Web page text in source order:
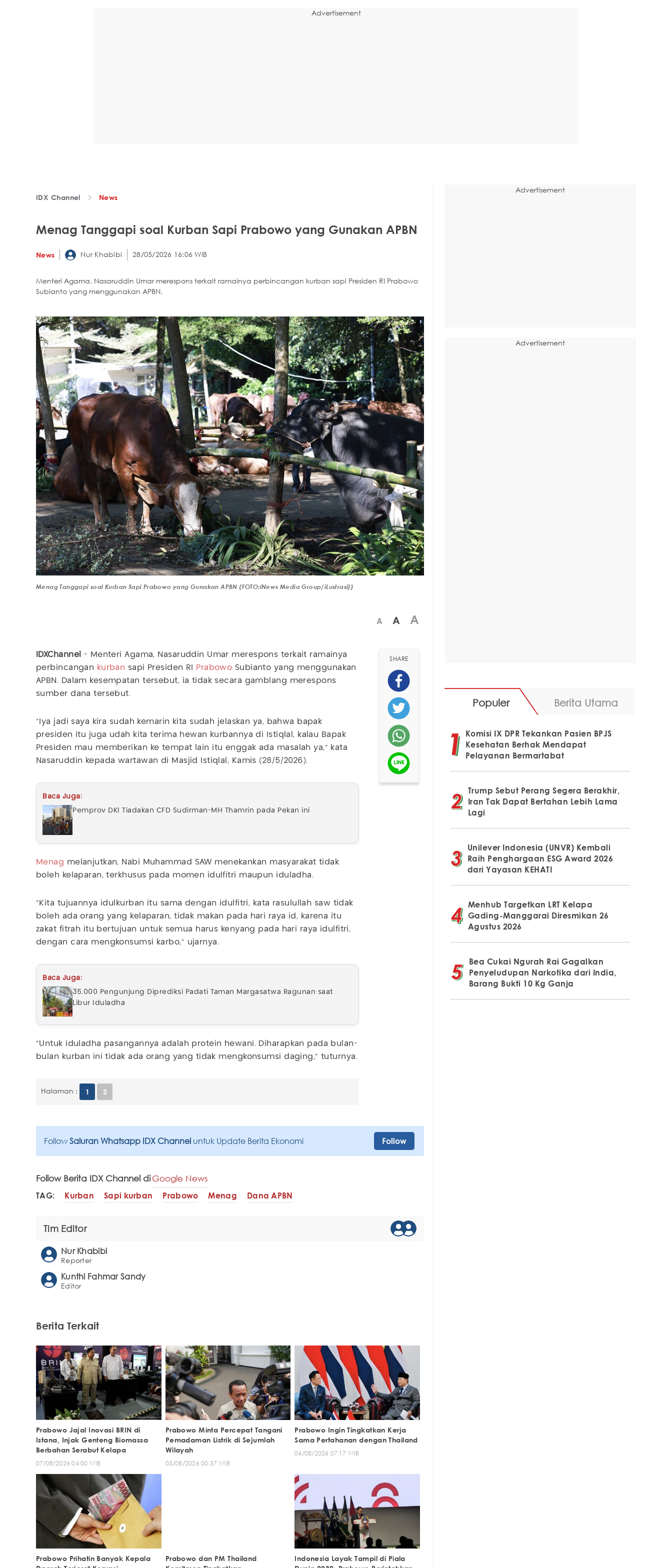
Advertisement
IDX Channel News
Menag Tanggapi soal Kurban Sapi Prabowo yang Gunakan APBN
News Nur Khabibi 28/05/2026 16:06 WIB
Menteri Agama, Nasaruddin Umar merespons terkait ramainya perbincangan kurban sapi Presiden RI Prabowo
Subianto yang menggunakan APBN.
Menag Tanggapi soal Kurban Sapi Prabowo yang Gunakan APBN (FOTO:iNews Media Group/iLustrasi))
A A A
IDXChannel
- Menteri Agama, Nasaruddin Umar merespons terkait ramainya
perbincangan kurban sapi Presiden RI Prabowo Subianto yang menggunakan
APBN. Dalam kesempatan tersebut, ia tidak secara gamblang merespons
sumber dana tersebut.
"Iya jadi saya kira sudah kemarin kita sudah jelaskan ya, bahwa bapak
presiden itu juga udah kita terima hewan kurbannya di Istiqlal, kalau Bapak
Presiden mau memberikan ke tempat lain itu enggak ada masalah ya," kata
Nasaruddin kepada wartawan di Masjid Istiqlal, Kamis (28/5/2026).
Baca Juga:
Pemprov DKI Tiadakan CFD Sudirman-MH Thamrin pada Pekan ini
Menag melanjutkan, Nabi Muhammad SAW menekankan masyarakat tidak
boleh kelaparan, terkhusus pada momen idulfitri maupun iduladha.
"Kita tujuannya idulkurban itu sama dengan idulfitri, kata rasulullah saw tidak
boleh ada orang yang kelaparan, tidak makan pada hari raya id, karena itu
zakat fitrah itu bertujuan untuk semua harus kenyang pada hari raya idulfitri,
dengan cara mengkonsumsi karbo," ujarnya.
Baca Juga:
35.000 Pengunjung Diprediksi Padati Taman Margasatwa Ragunan saat
Libur Iduladha
"Untuk iduladha pasangannya adalah protein hewani. Diharapkan pada bulan-
bulan kurban ini tidak ada orang yang tidak mengkonsumsi daging," tuturnya.
Halaman : 1 2
SHARE
Follow Saluran Whatsapp IDX Channel untuk Update Berita Ekonomi Follow
Follow Berita IDX Channel diGoogle News
TAG: Kurban Sapi kurban Prabowo Menag Dana APBN
Tim Editor
Nur Khabibi
Reporter
Kunthi Fahmar Sandy
Editor
Berita Terkait
Prabowo Jajal Inovasi BRIN di
Istana, Injak Genteng Biomassa
Berbahan Serabut Kelapa
07/08/2026 04:00 WIB
Prabowo Minta Percepat Tangani
Pemadaman Listrik di Sejumlah
Wilayah
05/08/2026 00:37 WIB
Prabowo Ingin Tingkatkan Kerja
Sama Pertahanan dengan Thailand
04/08/2026 07:17 WIB
Prabowo Prihatin Banyak Kepala
Prabowo dan PM Thailand
Indonesia Layak Tampil di Piala
Advertisement
Advertisement
Populer Berita Utama
Komisi IX DPR Tekankan Pasien BPJS
Kesehatan Berhak Mendapat
Pelayanan Bermartabat
Trump Sebut Perang Segera Berakhir,
Iran Tak Dapat Bertahan Lebih Lama
Lagi
Unilever Indonesia (UNVR) Kembali
Raih Penghargaan ESG Award 2026
dari Yayasan KEHATI
Menhub Targetkan LRT Kelapa
Gading-Manggarai Diresmikan 26
Agustus 2026
Bea Cukai Ngurah Rai Gagalkan
Penyeludupan Narkotika dari India,
Barang Bukti 10 Kg Ganja